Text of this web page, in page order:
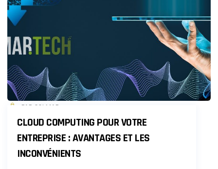
PAR COLMAR
CLOUD COMPUTING POUR VOTRE
ENTREPRISE : AVANTAGES ET LES
INCONVÉNIENTS